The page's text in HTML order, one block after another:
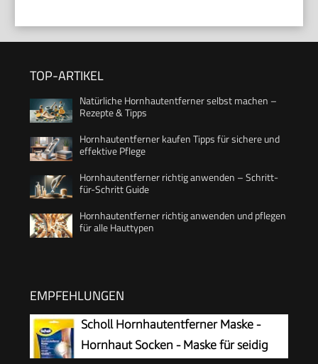
TOP-ARTIKEL
Natürliche Hornhautentferner selbst machen –
Rezepte & Tipps
Hornhautentferner kaufen Tipps für sichere und
effektive Pflege
Hornhautentferner richtig anwenden – Schritt-
für-Schritt Guide
Hornhautentferner richtig anwenden und pflegen
für alle Hauttypen
EMPFEHLUNGEN
Scholl Hornhautentferner Maske -
Hornhaut Socken - Maske für seidig